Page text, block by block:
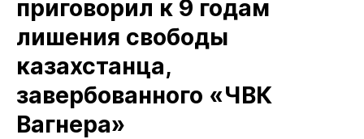
приговорил к 9 годам
лишения свободы
казахстанца,
завербованного «ЧВК
Вагнера»